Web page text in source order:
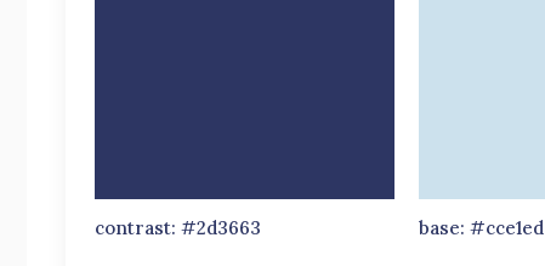
contrast: #2d3663 base: #cce1ed